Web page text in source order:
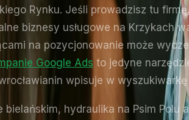
Rynku. Jeśli prowadzisz tu
biznesy usługowe na Krzykach
na pozycjonowanie może
Google Ads to jedyne
wpisuje w
hydraulika na Psim Polu